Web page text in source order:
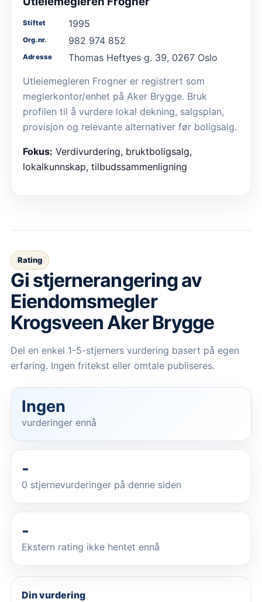
Stiftet 1995
Org.nr. 982 974 852
Adresse
Thomas Heftyes g. 39, 0267 Oslo
Utleiemegleren Frogner er registrert som
meglerkontor/enhet på Aker Brygge. Bruk
profilen til å vurdere lokal dekning, salgsplan,
provisjon og relevante alternativer før boligsalg.
Fokus: Verdivurdering, bruktboligsalg,
lokalkunnskap, tilbudssammenligning
Rating
Gi stjernerangering av
Eiendomsmegler
Krogsveen Aker Brygge
Del en enkel 1-5-stjerners vurdering basert på egen
erfaring. Ingen fritekst eller omtale publiseres.
Ingen
vurderinger ennå
-
0 stjernevurderinger på denne siden
-
Ekstern rating ikke hentet ennå
Din vurdering